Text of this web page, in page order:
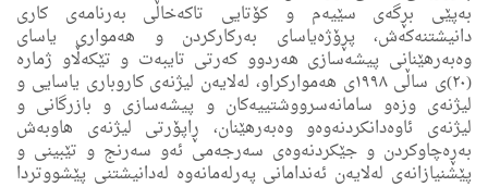
به‌پێی بڕگه‌ی سێیه‌م و كۆتایی تاكه‌خاڵی به‌رنامه‌ى كارى
دانیشتنه‌كه‌ش‌، پڕۆژەیاسای بەرکارکردن و هەمواری یاسای
وەبەرهێنانی پیشەسازی هەردوو کەرتی تایبەت و تێکەڵاو ژمارە
(٢٠)ى ساڵی ١٩٩٨ی هەموارکراو، له‌لایه‌ن لیژنه‌ی كاروبارى یاسایی و
لیژنه‌ی وزه‌و سامانه‌سرووشتییه‌كان و پیشه‌سازی و بازرگانی و
لیژنه‌ی ئاوه‌دانكردنه‌وه‌و وه‌به‌رهێنان، ڕاپۆرتی لیژنه‌ی هاوبه‌ش
به‌ڕه‌چاوكردن و جێكردنه‌وه‌ى سه‌رجه‌می ئه‌و سه‌رنج و تێبینی و
پێشنیازانه‌ی له‌لایه‌ن ئه‌ندامانى په‌رله‌مانه‌وه‌ له‌دانیشتنی پێشووتردا